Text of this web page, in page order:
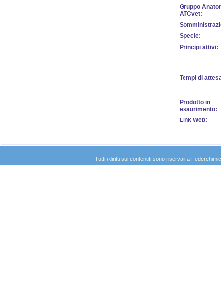
Gruppo
ATCvet:
Specie:
Principi attivi:
Tempi di
Prodotto in
esaurimento:
Link Web:
Tutti i diritti sui contenuti sono riservati a